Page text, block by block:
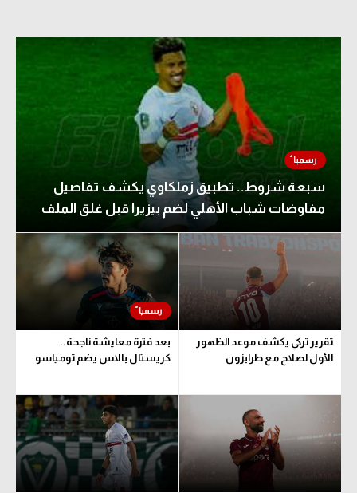
سبعة شروط.. تطبيق زملكاوي يكشف تفاصيل
مفاوضات شباب الأهلي لضم بيزيرا قبل غلق الملف
تقرير تركي يكشف موعد الظهور
الأول لصلاح مع طرابزون
بعد فترة معايشة ناجحة..
كريستال بالاس يضم تومياسو